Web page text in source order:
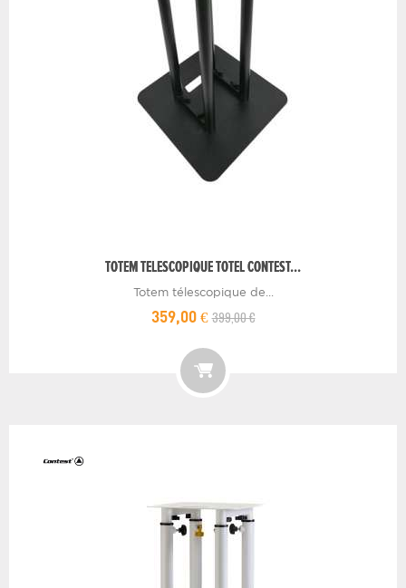
TOTEM TELESCOPIQUE TOTEL CONTEST...
Totem télescopique de...
359,00 €399,00 €